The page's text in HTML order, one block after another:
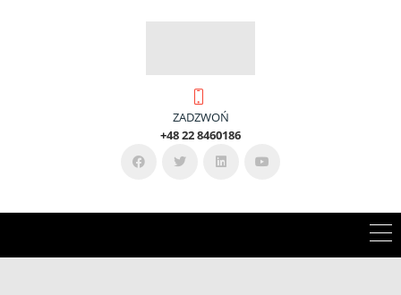
ZADZWOŃ
+48 22 8460186